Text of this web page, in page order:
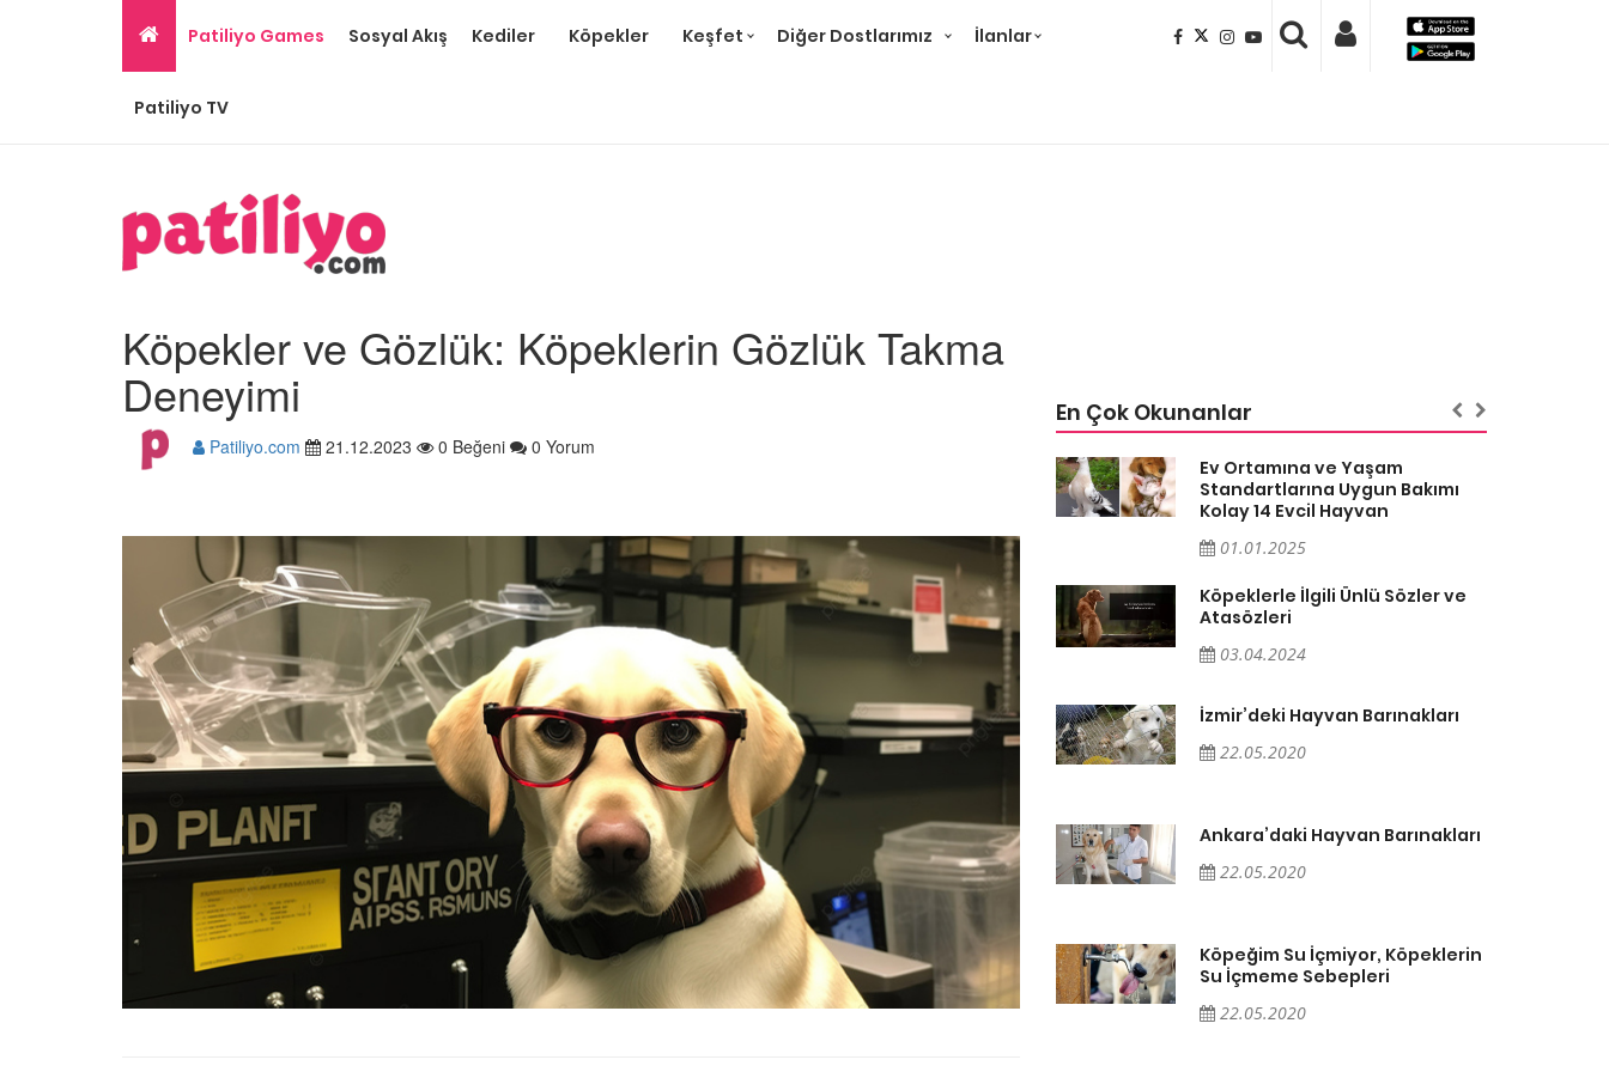
Patiliyo Games Sosyal Akış Kediler Köpekler Keşfet Diğer Dostlarımız İlanlar
Patiliyo TV
Köpekler ve Gözlük: Köpeklerin Gözlük Takma
Deneyimi
Patiliyo.com 21.12.2023 0 Beğeni 0 Yorum
En Çok Okunanlar
01.01.2025
Köpeklerle İlgili Ünlü Sözler ve
Atasözleri
03.04.2024
İzmir’deki Hayvan Barınakları
22.05.2020
Ankara’daki Hayvan Barınakları
22.05.2020
Köpeğim Su İçmiyor, Köpeklerin
Su İçmeme Sebepleri
22.05.2020
01.01.2025
Köpeklerle İlgili Ünlü Sözler ve
Atasözleri
İzmir’deki Hayvan Barınakları
22.05.2020
Ankara’daki Hayvan Barınakları
22.05.2020
Köpeğim Su İçmiyor, Köpeklerin
Su İçmeme Sebepleri
22.05.2020
Ev Ortamına ve Yaşam
Standartlarına Uygun Bakımı
Kolay 14 Evcil Hayvan
01.01.2025
Köpeklerle İlgili Ünlü Sözler ve
Atasözleri
03.04.2024
İzmir’deki Hayvan Barınakları
22.05.2020
Ankara’daki Hayvan Barınakları
22.05.2020
Köpeğim Su İçmiyor, Köpeklerin
Su İçmeme Sebepleri
22.05.2020